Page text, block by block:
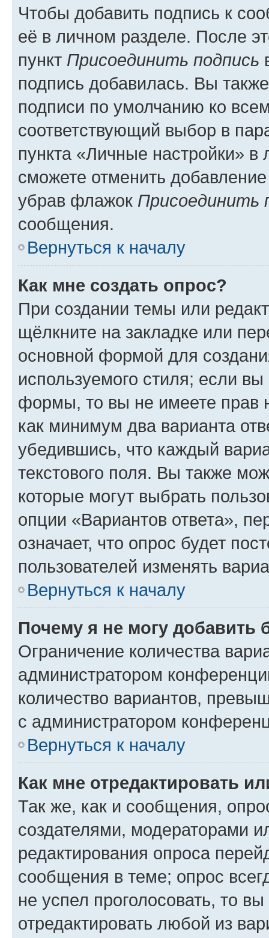
Чтобы добавить подпись к
её в личном разделе. После
пункт Присоединить подпись
подпись добавилась. Вы
подписи по умолчанию ко
соответствующий выбор в
пункта «Личные настройки»
сможете отменить
убрав флажок Присоединить
сообщения.
Вернуться к началу
Как мне создать опрос?
При создании темы или
щёлкните на закладке или
основной формой для
используемого стиля; если
формы, то вы не имеете прав
как минимум два варианта
убедившись, что каждый
текстового поля. Вы также
которые могут выбрать
опции «Вариантов ответа»,
означает, что опрос будет
пользователей изменять
Вернуться к началу
Почему я не могу добавить
Ограничение количества
администратором
количество вариантов,
с администратором
Вернуться к началу
Как мне отредактировать
Так же, как и сообщения,
создателями, модераторами
редактирования опроса
сообщения в теме; опрос
не успел проголосовать, то
отредактировать любой из